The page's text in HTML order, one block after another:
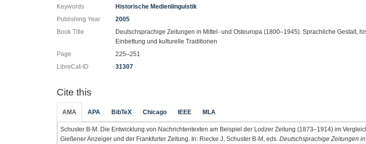
Keywords
Historische Medienlinguistik
Publishing Year
2005
Book Title
Deutschsprachige Zeitungen in Mittel- und Osteuropa (1800–1945). Sprachliche Gestalt,
Einbettung und kulturelle Traditionen
Page
225–251
LibreCat-ID
31307
Cite this
AMA APA BibTeX Chicago IEEE MLA
Schuster B-M. Die Entwicklung von Nachrichtentexten am Beispiel der Lodzer Zeitung (1873–1914) im
Gießener Anzeiger und der Frankfurter Zeitung. In: Riecke J, Schuster B-M, eds. Deutschsprachige Zeitungen